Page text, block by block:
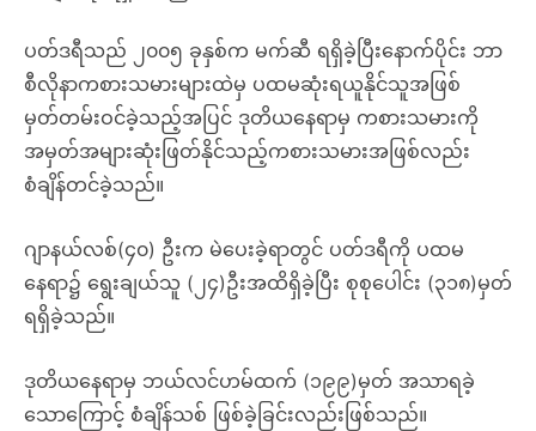
ပတ်ဒရီသည် ၂၀၀၅ ခုနှစ်က မက်ဆီ ရရှိခဲ့ပြီးနောက်ပိုင်း ဘာ
စီလိုနာကစားသမားများထဲမှ ပထမဆုံးရယူနိုင်သူအဖြစ်
မှတ်တမ်းဝင်ခဲ့သည့်အပြင် ဒုတိယနေရာမှ ကစားသမားကို
အမှတ်အများဆုံးဖြတ်နိုင်သည့်ကစားသမားအဖြစ်လည်း
စံချိန်တင်ခဲ့သည်။
ဂျာနယ်လစ်(၄၀) ဦးက မဲပေးခဲ့ရာတွင် ပတ်ဒရီကို ပထမ
နေရာ၌ ရွေးချယ်သူ (၂၄)ဦးအထိရှိခဲ့ပြီး စုစုပေါင်း (၃၁၈)မှတ်
ရရှိခဲ့သည်။
ဒုတိယနေရာမှ ဘယ်လင်ဟမ်ထက် (၁၉၉)မှတ် အသာရခဲ့
သောကြောင့် စံချိန်သစ် ဖြစ်ခဲ့ခြင်းလည်းဖြစ်သည်။